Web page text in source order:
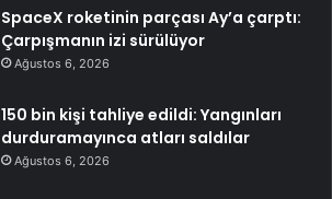
SpaceX roketinin parçası Ay’a çarptı:
Çarpışmanın izi sürülüyor
Ağustos 6, 2026
150 bin kişi tahliye edildi: Yangınları
durduramayınca atları saldılar
Ağustos 6, 2026